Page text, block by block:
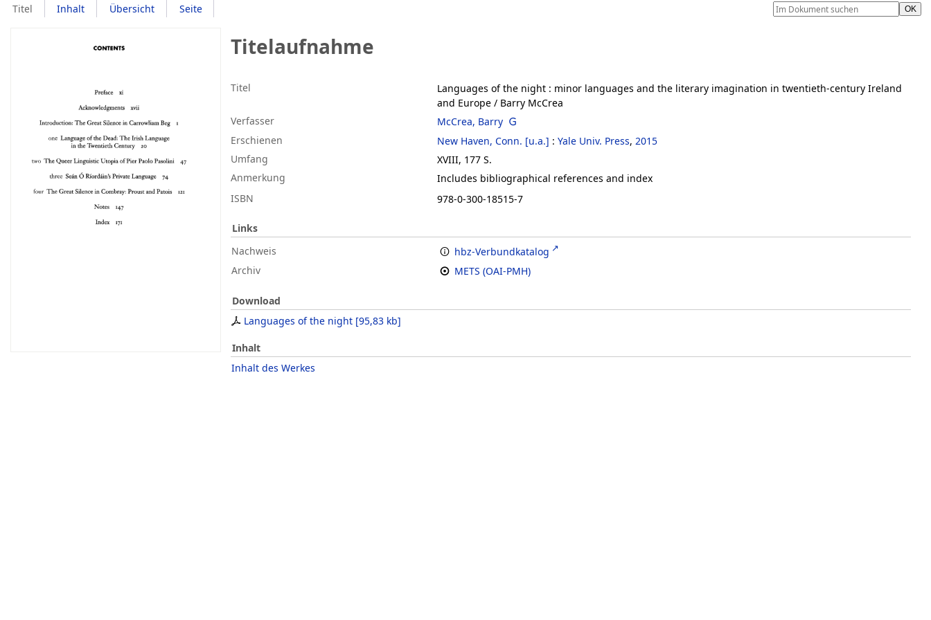
Titel Inhalt Übersicht Seite
Titelaufnahme
Titel Languages of the night : minor languages and the literary imagination in twentieth-century Ireland
and Europe / Barry McCrea
Verfasser
McCrea, Barry
Erschienen
New Haven, Conn. [u.a.] : Yale Univ. Press, 2015
Umfang
XVIII, 177 S.
Anmerkung
Includes bibliographical references and index
ISBN
978-0-300-18515-7
Links
Nachweis
hbz-Verbundkatalog
Archiv
METS (OAI-PMH)
Download
Languages of the night [95,83 kb]
Inhalt
Inhalt des Werkes